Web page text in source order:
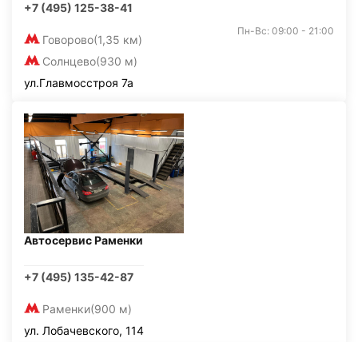
+7 (495) 125-38-41
Говорово(1,35 км)
Солнцево(930 м)
Пн-Вс: 09:00 - 21:00
ул.Главмосстроя 7а
Автосервис Раменки
+7 (495) 135-42-87
Раменки(900 м)
ул. Лобачевского, 114